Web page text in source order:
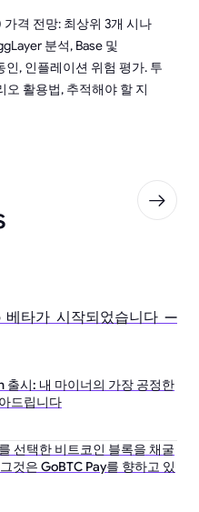
격 전망: 최상위 3개 시나
분석, Base 및
, 인플레이션 위험 평가. 투
오 활용법, 추적해야 할 지
타가 시작되었습니다 —
시: 내 마이너의 가장 공정한
드립니다
선택한 비트코인 블록을 채굴
것은 GoBTC Pay를 향하고 있